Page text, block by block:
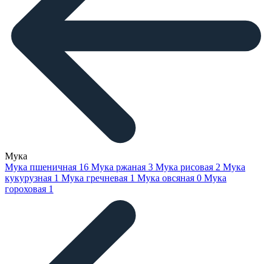
Мука
Мука пшеничная 16 Мука ржаная 3 Мука рисовая 2 Мука
кукурузная 1 Мука гречневая 1 Мука овсяная 0 Мука
гороховая 1